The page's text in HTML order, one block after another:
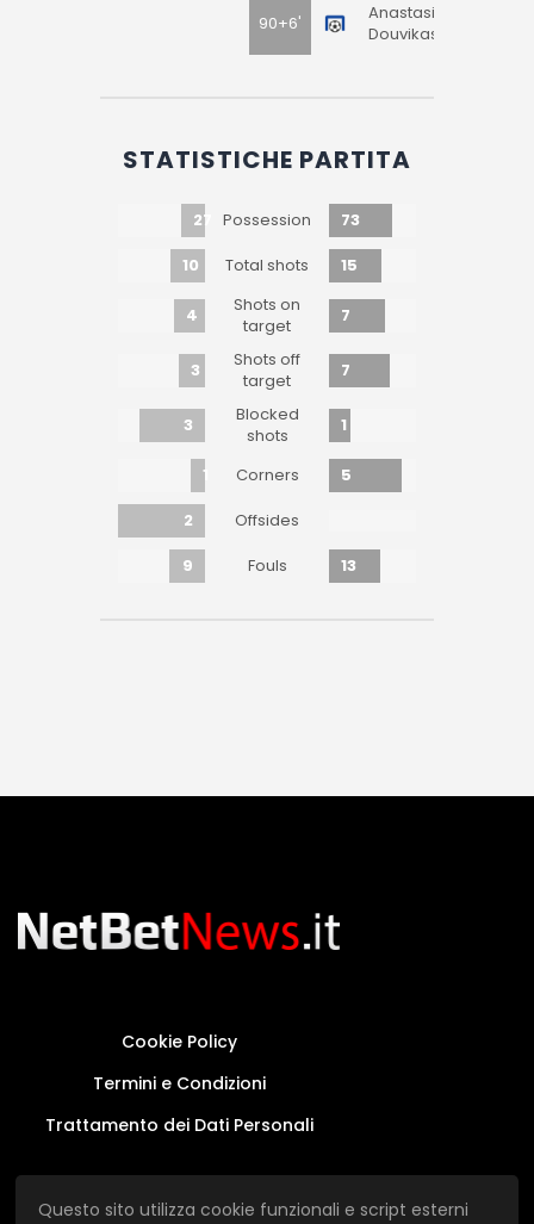
Questo sito utilizza cookie funzionali e script esterni
90+6'
Anastasios
Douvikas
STATISTICHE PARTITA
27 Possession
73
10
Total shots 15
4
Shots on
target
7
3
Shots off
target
7
3
Blocked
shots
1
1 Corners
5
2
Offsides
9
Fouls 13
Cookie Policy
Termini e Condizioni
Trattamento dei Dati Personali
Questo sito non rappresenta una testata